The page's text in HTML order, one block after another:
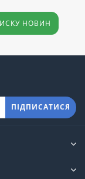
НОВИН
ПІДПИСАТИСЯ